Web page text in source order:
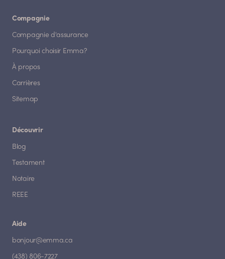
Compagnie
Compagnie d'assurance
Pourquoi choisir Emma?
À propos
Carrières
Sitemap
Découvrir
Blog
Testament
Notaire
REEE
Aide
bonjour@emma.ca
(438) 806-7227